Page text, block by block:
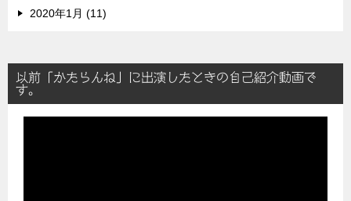
2020年1月 (11)
以前「かたらんね」に出演したときの自己紹介動画で
す。